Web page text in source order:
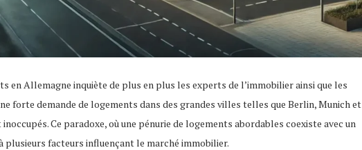
en Allemagne inquiète de plus en plus les experts de l’immobilier ainsi que les
forte demande de logements dans des grandes villes telles que Berlin, Munich et
Ce paradoxe, où une pénurie de logements abordables coexiste avec un
plusieurs facteurs influençant le marché immobilier.